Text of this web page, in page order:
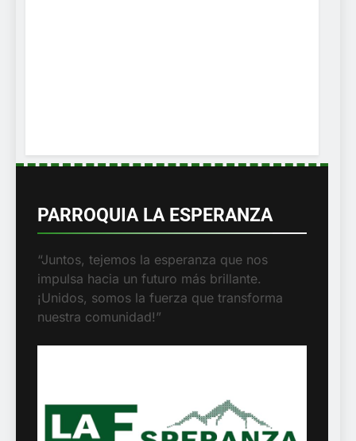
PARROQUIA LA ESPERANZA
“Juntos, tejemos la esperanza que nos
impulsa hacia un futuro más brillante.
¡Unidos, somos la fuerza que transforma
nuestra comunidad!”